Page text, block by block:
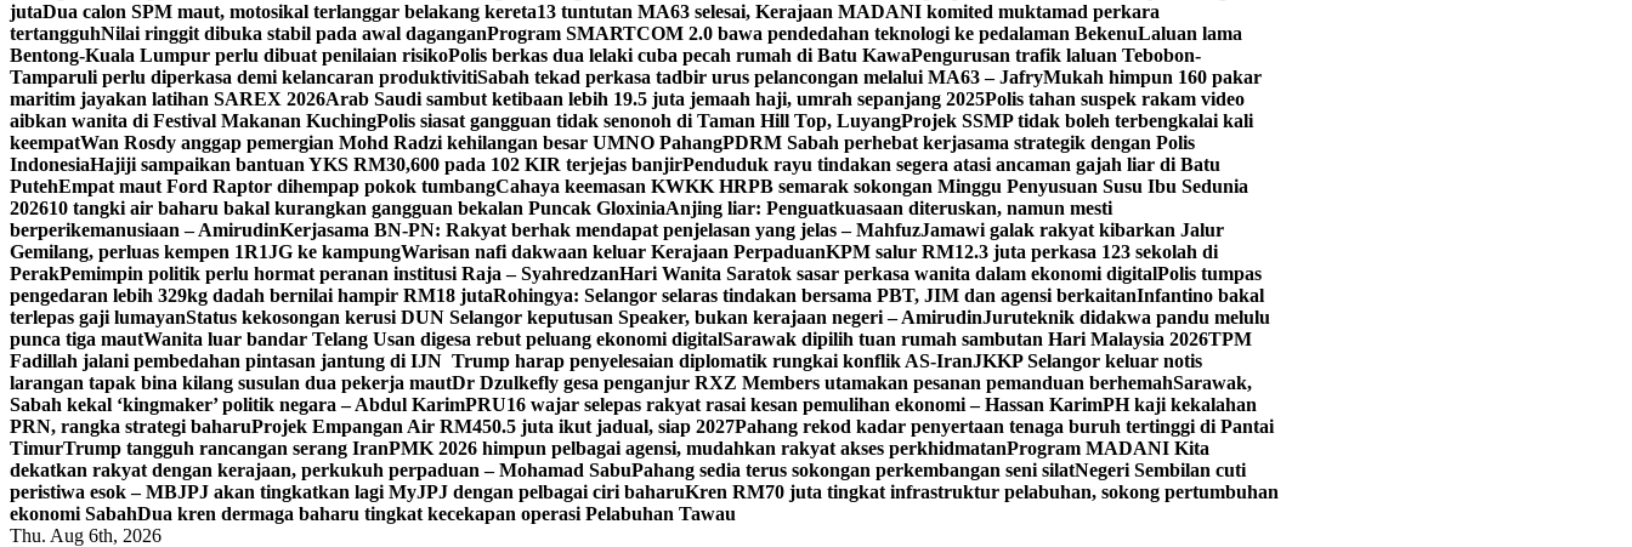
jutaDua calon SPM maut, motosikal terlanggar belakang kereta13 tuntutan MA63 selesai, Kerajaan MADANI komited muktamad perkara
tertangguhNilai ringgit dibuka stabil pada awal daganganProgram SMARTCOM 2.0 bawa pendedahan teknologi ke pedalaman BekenuLaluan lama
Bentong-Kuala Lumpur perlu dibuat penilaian risikoPolis berkas dua lelaki cuba pecah rumah di Batu KawaPengurusan trafik laluan Tebobon-
Tamparuli perlu diperkasa demi kelancaran produktivitiSabah tekad perkasa tadbir urus pelancongan melalui MA63 – JafryMukah himpun 160 pakar
maritim jayakan latihan SAREX 2026Arab Saudi sambut ketibaan lebih 19.5 juta jemaah haji, umrah sepanjang 2025Polis tahan suspek rakam video
aibkan wanita di Festival Makanan KuchingPolis siasat gangguan tidak senonoh di Taman Hill Top, LuyangProjek SSMP tidak boleh terbengkalai kali
keempatWan Rosdy anggap pemergian Mohd Radzi kehilangan besar UMNO PahangPDRM Sabah perhebat kerjasama strategik dengan Polis
IndonesiaHajiji sampaikan bantuan YKS RM30,600 pada 102 KIR terjejas banjirPenduduk rayu tindakan segera atasi ancaman gajah liar di Batu
PutehEmpat maut Ford Raptor dihempap pokok tumbangCahaya keemasan KWKK HRPB semarak sokongan Minggu Penyusuan Susu Ibu Sedunia
202610 tangki air baharu bakal kurangkan gangguan bekalan Puncak GloxiniaAnjing liar: Penguatkuasaan diteruskan, namun mesti
berperikemanusiaan – AmirudinKerjasama BN-PN: Rakyat berhak mendapat penjelasan yang jelas – MahfuzJamawi galak rakyat kibarkan Jalur
Gemilang, perluas kempen 1R1JG ke kampungWarisan nafi dakwaan keluar Kerajaan PerpaduanKPM salur RM12.3 juta perkasa 123 sekolah di
PerakPemimpin politik perlu hormat peranan institusi Raja – SyahredzanHari Wanita Saratok sasar perkasa wanita dalam ekonomi digitalPolis tumpas
pengedaran lebih 329kg dadah bernilai hampir RM18 jutaRohingya: Selangor selaras tindakan bersama PBT, JIM dan agensi berkaitanInfantino bakal
terlepas gaji lumayanStatus kekosongan kerusi DUN Selangor keputusan Speaker, bukan kerajaan negeri – AmirudinJuruteknik didakwa pandu melulu
punca tiga mautWanita luar bandar Telang Usan digesa rebut peluang ekonomi digitalSarawak dipilih tuan rumah sambutan Hari Malaysia 2026TPM
Fadillah jalani pembedahan pintasan jantung di IJN Trump harap penyelesaian diplomatik rungkai konflik AS-IranJKKP Selangor keluar notis
larangan tapak bina kilang susulan dua pekerja mautDr Dzulkefly gesa penganjur RXZ Members utamakan pesanan pemanduan berhemahSarawak,
Sabah kekal ‘kingmaker’ politik negara – Abdul KarimPRU16 wajar selepas rakyat rasai kesan pemulihan ekonomi – Hassan KarimPH kaji kekalahan
PRN, rangka strategi baharuProjek Empangan Air RM450.5 juta ikut jadual, siap 2027Pahang rekod kadar penyertaan tenaga buruh tertinggi di Pantai
TimurTrump tangguh rancangan serang IranPMK 2026 himpun pelbagai agensi, mudahkan rakyat akses perkhidmatanProgram MADANI Kita
dekatkan rakyat dengan kerajaan, perkukuh perpaduan – Mohamad SabuPahang sedia terus sokongan perkembangan seni silatNegeri Sembilan cuti
peristiwa esok – MBJPJ akan tingkatkan lagi MyJPJ dengan pelbagai ciri baharuKren RM70 juta tingkat infrastruktur pelabuhan, sokong pertumbuhan
ekonomi SabahDua kren dermaga baharu tingkat kecekapan operasi Pelabuhan Tawau
Thu. Aug 6th, 2026